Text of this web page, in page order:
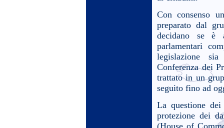
Con consenso
preparato dal
decidano se è
parlamentari
legislazione
Conferenza dei
trattato in un
seguito fino ad
La questione
protezione dei